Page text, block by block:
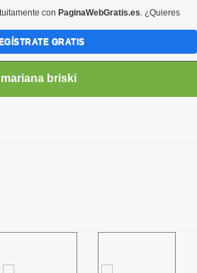
mariana briski
con PaginaWebGratis.es. ¿Quieres
GRATIS